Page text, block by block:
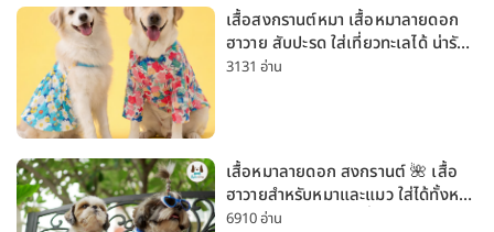
เสื้อสงกรานต์หมา เสื้อหมาลายดอก
ฮาวาย สับปะรด ใส่เที่ยวทะเลได้ น่ารัก
ใส่ได้ทั้งหมาเล็กและหมาใหญ่
3131 อ่าน
เสื้อหมาลายดอก สงกรานต์ 🌺 เสื้อ
ฮาวายสำหรับหมาและแมว ใส่ได้ทั้งหมา
เล็กและหมาใหญ่ ใส่เที่ยวทะเลน่ารัก
6910 อ่าน